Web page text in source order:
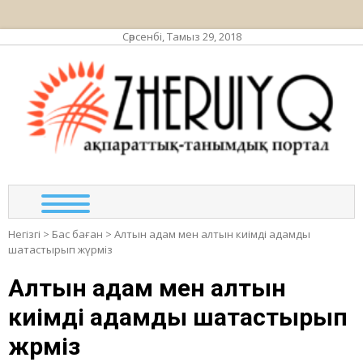
Сәрсенбі, Тамыз 29, 2018
Негізгі > Бас баған > Ал­тын адам мен алтын киімді адамды
шатастырып жүрміз
Ал­тын адам мен алтын
киімді адамды шатастырып
жүрміз